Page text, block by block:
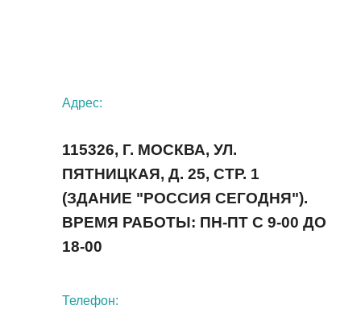
Адрес:
115326, Г. МОСКВА, УЛ.
ПЯТНИЦКАЯ, Д. 25, СТР. 1
(ЗДАНИЕ "РОССИЯ СЕГОДНЯ").
ВРЕМЯ РАБОТЫ: ПН-ПТ С 9-00 ДО
18-00
Телефон: